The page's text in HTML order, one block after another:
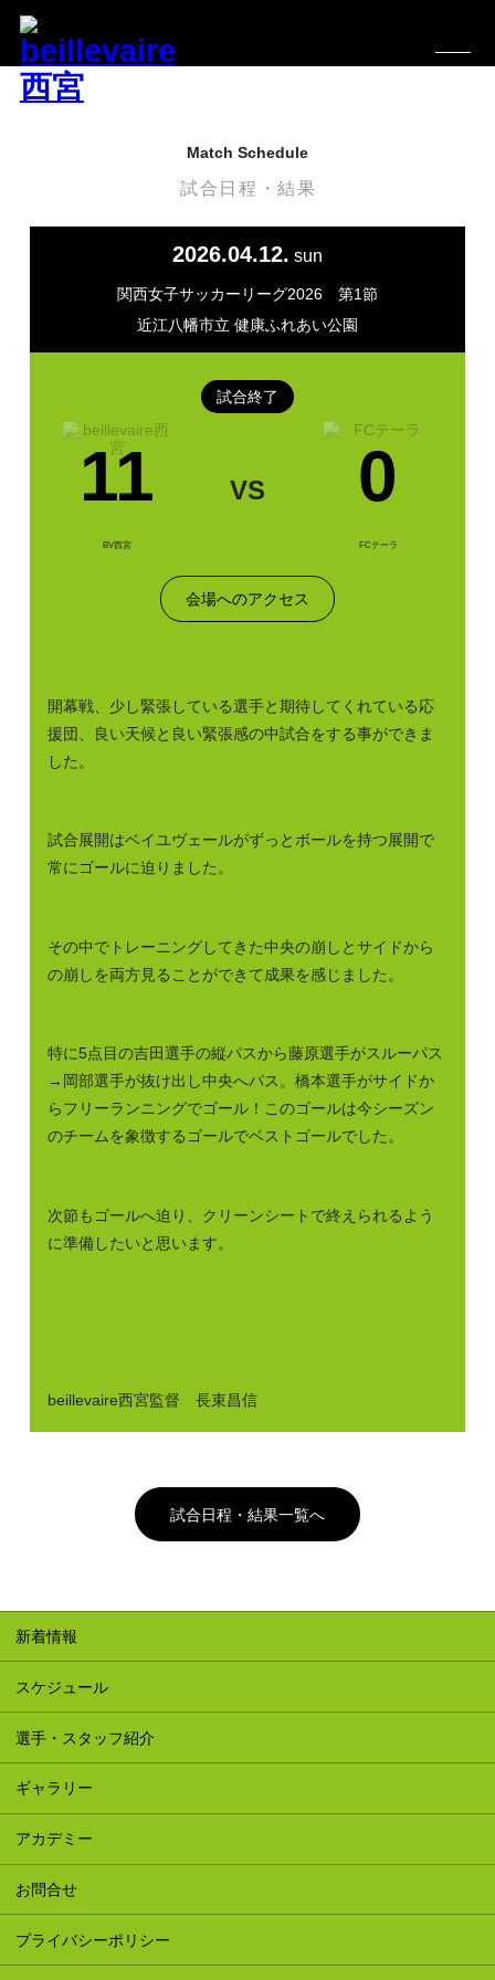
Match Schedule
試合日程・結果
2026 04.12. sun
関西女子サッカーリーグ2026 第1節
近江八幡市立 健康ふれあい公園
試合終了
11
BV西宮
VS 0
FCテーラ
会場へのアクセス
開幕戦、少し緊張している選手と期待してくれている応
援団、良い天候と良い緊張感の中試合をする事ができま
した。
試合展開はベイユヴェールがずっとボールを持つ展開で
常にゴールに迫りました。
その中でトレーニングしてきた中央の崩しとサイドから
の崩しを両方見ることができて成果を感じました。
特に5点目の吉田選手の縦パスから藤原選手がスルーパス
→岡部選手が抜け出し中央へパス。橋本選手がサイドか
らフリーランニングでゴール！このゴールは今シーズン
のチームを象徴するゴールでベストゴールでした。
次節もゴールへ迫り、クリーンシートで終えられるよう
に準備したいと思います。
beillevaire西宮監督 長束昌信
試合日程・結果一覧へ
新着情報
スケジュール
選手・スタッフ紹介
ギャラリー
アカデミー
お問合せ
プライバシーポリシー